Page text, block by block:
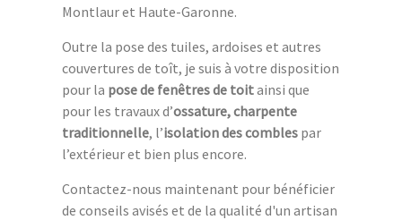
Montlaur et Haute-Garonne.
Outre la pose des tuiles, ardoises et autres
couvertures de toît, je suis à votre disposition
pour la pose de fenêtres de toitainsi que
pour les travaux d’ossature, charpente
traditionnelle, l’isolation des combles par
l’extérieur et bien plus encore.
Contactez-nous maintenant pour bénéficier
de conseils avisés et de la qualité d'un artisan